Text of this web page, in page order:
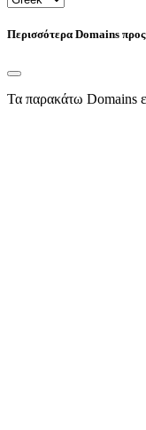
Περισσότερα Domains
Τα παρακάτω Domains